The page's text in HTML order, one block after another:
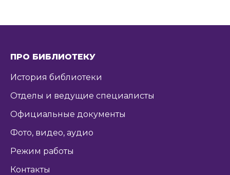
ПРО БИБЛИОТЕКУ
История библиотеки
Отделы и ведущие специалисты
Официальные документы
Фото, видео, аудио
Режим работы
Контакты